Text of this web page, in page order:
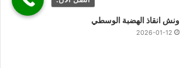
ونش انقاذ الهضبة الوسطي
2026-01-12